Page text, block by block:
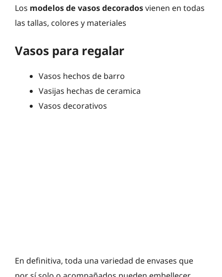
Los modelos de vasos decoradosvienen en todas
las tallas, colores y materiales
Vasos para regalar
Vasos hechos de barro
Vasijas hechas de ceramica
Vasos decorativos
En definitiva, toda una variedad de envases que